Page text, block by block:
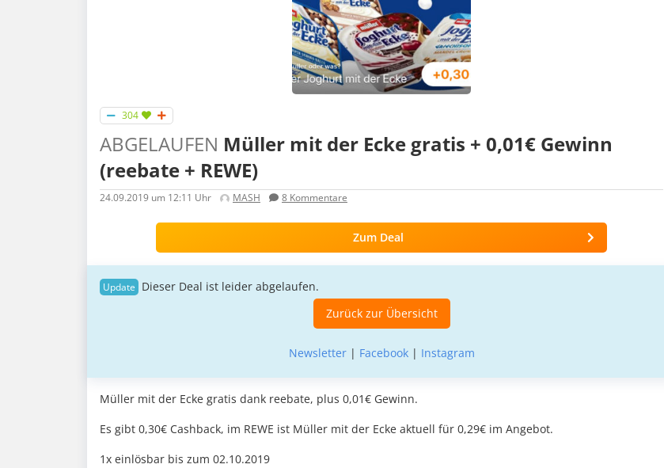
304
ABGELAUFEN Müller mit der Ecke gratis + 0,01€ Gewinn
(reebate + REWE)
24.09.2019 um 12:11 Uhr MASH 8 Kommentare
Zum Deal
Dieser Deal ist leider abgelaufen.
Zurück zur Übersicht
Newsletter| Facebook| Instagram
Müller mit der Ecke gratis dank reebate, plus 0,01€ Gewinn.
Es gibt 0,30€ Cashback, im REWE ist Müller mit der Ecke aktuell für 0,29€ im Angebot.
1x einlösbar bis zum 02.10.2019